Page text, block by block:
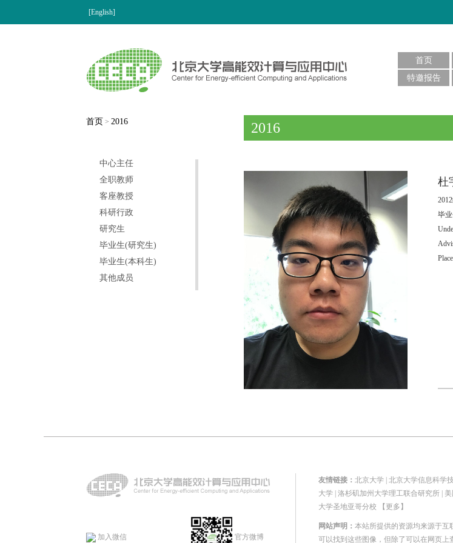
[English]
首页
特邀报告
首页 > 2016
中心主任
全职教师
客座教授
科研行政
研究生
毕业生(研究生)
毕业生(本科生)
其他成员
2016
杜
毕
加入微信 官方微博
友情链接： 北京大学 北京大学信息科学
大学 洛杉矶加州大学理工联合研究所
大学圣地亚哥分校
【更多】
网站声明： 本站所提供的资源均来源于互
可以找到这些图像，但除了可以在网页上